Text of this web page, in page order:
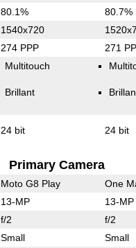
80.1% 80.7%
1540x720
274 PPP 271
Multitouch
Brillant
24 bit 24 bit
Primary Camera
Moto G8 Play One
13-MP 13-MP
f/2 f/2
Small Small